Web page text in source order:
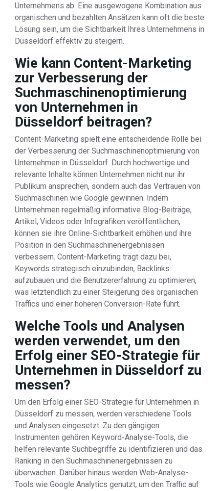
Unternehmens ab. Eine ausgewogene Kombination aus
organischen und bezahlten Ansätzen kann oft die beste
Lösung sein, um die Sichtbarkeit Ihres Unternehmens in
Düsseldorf effektiv zu steigern.
Wie kann Content-Marketing
zur Verbesserung der
Suchmaschinenoptimierung
von Unternehmen in
Düsseldorf beitragen?
Content-Marketing spielt eine entscheidende Rolle bei
der Verbesserung der Suchmaschinenoptimierung von
Unternehmen in Düsseldorf. Durch hochwertige und
relevante Inhalte können Unternehmen nicht nur ihr
Publikum ansprechen, sondern auch das Vertrauen von
Suchmaschinen wie Google gewinnen. Indem
Unternehmen regelmäßig informative Blog-Beiträge,
Artikel, Videos oder Infografiken veröffentlichen,
können sie ihre Online-Sichtbarkeit erhöhen und ihre
Position in den Suchmaschinenergebnissen
verbessern. Content-Marketing trägt dazu bei,
Keywords strategisch einzubinden, Backlinks
aufzubauen und die Benutzererfahrung zu optimieren,
was letztendlich zu einer Steigerung des organischen
Traffics und einer höheren Conversion-Rate führt.
Welche Tools und Analysen
werden verwendet, um den
Erfolg einer SEO-Strategie für
Unternehmen in Düsseldorf zu
messen?
Um den Erfolg einer SEO-Strategie für Unternehmen in
Düsseldorf zu messen, werden verschiedene Tools
und Analysen eingesetzt. Zu den gängigen
Instrumenten gehören Keyword-Analyse-Tools, die
helfen relevante Suchbegriffe zu identifizieren und das
Ranking in den Suchmaschinenergebnissen zu
überwachen. Darüber hinaus werden Web-Analyse-
Tools wie Google Analytics genutzt, um den Traffic auf